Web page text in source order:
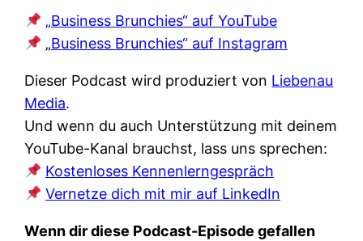
„Business Brunchies“ auf YouTube
„Business Brunchies“ auf Instagram
Dieser Podcast wird produziert von Liebenau
Media.
Und wenn du auch Unterstützung mit deinem
YouTube-Kanal brauchst, lass uns sprechen:
Kostenloses Kennenlerngespräch
Vernetze dich mit mir auf LinkedIn
Wenn dir diese Podcast-Episode gefallen